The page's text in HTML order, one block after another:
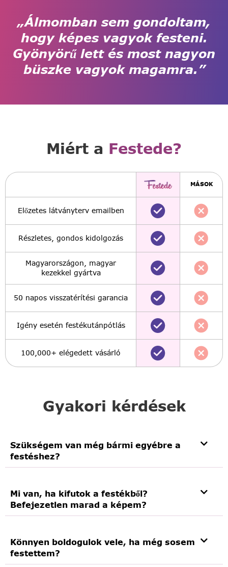
„Álmomban sem gondoltam,
hogy képes vagyok festeni.
Gyönyörű lett és most nagyon
büszke vagyok magamra.”
Gyakori kérdések
Szükségem van még bármi egyébre a
festéshez?
Mi van, ha kifutok a festékből?
Befejezetlen marad a képem?
Könnyen boldogulok vele, ha még sosem
festettem?
Miért a Festede?
MÁSOK
Előzetes látványterv emailben
Részletes, gondos kidolgozás
Magyarországon, magyar
kezekkel gyártva
50 napos visszatérítési garancia
Igény esetén festékutánpótlás
100,000+ elégedett vásárló